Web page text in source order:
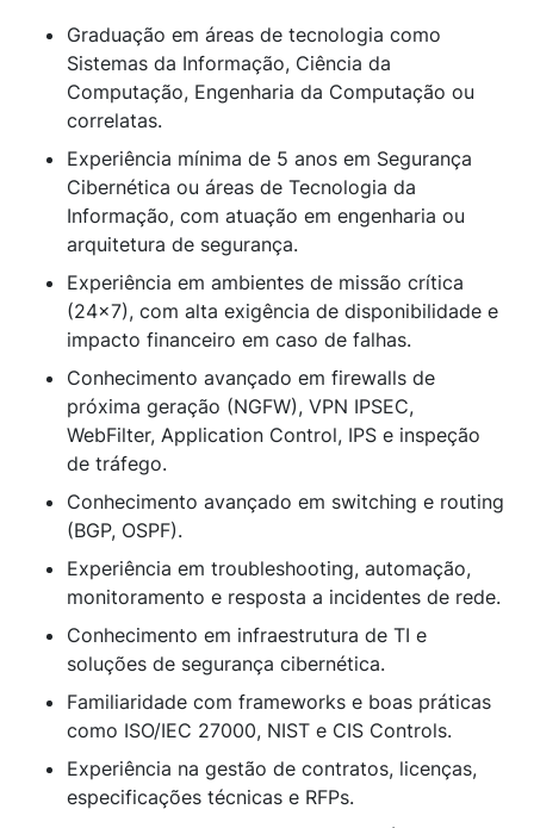
Graduação em áreas de tecnologia como
Sistemas da Informação, Ciência da
Computação, Engenharia da Computação ou
correlatas.
Experiência mínima de 5 anos em Segurança
Cibernética ou áreas de Tecnologia da
Informação, com atuação em engenharia ou
arquitetura de segurança.
Experiência em ambientes de missão crítica
(24x7), com alta exigência de disponibilidade e
impacto financeiro em caso de falhas.
Conhecimento avançado em firewalls de
próxima geração (NGFW), VPN IPSEC,
WebFilter, Application Control, IPS e inspeção
de tráfego.
Conhecimento avançado em switching e routing
(BGP, OSPF).
Experiência em troubleshooting, automação,
monitoramento e resposta a incidentes de rede.
Conhecimento em infraestrutura de TI e
soluções de segurança cibernética.
Familiaridade com frameworks e boas práticas
como ISO/IEC 27000, NIST e CIS Controls.
Experiência na gestão de contratos, licenças,
especificações técnicas e RFPs.